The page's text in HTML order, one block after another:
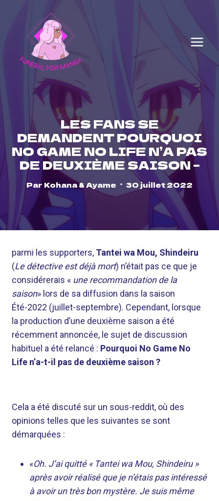
content
LES FANS SE
DEMANDENT POURQUOI
NO GAME NO LIFE N’A PAS
DE DEUXIÈME SAISON –
Par Kohana & Ayame 30 juillet 2022
parmi les supporters, Tantei wa Mou, Shindeiru
(Le détective est déjà mort) n’était pas ce que je
considérerais « une recommandation de la
saison» lors de sa diffusion dans la saison
Été-2022 (juillet-septembre). Cependant, lorsque
la production d’une deuxième saison a été
récemment annoncée, le sujet de discussion
habituel a été relancé : Pourquoi No Game No
Life n’a-t-il pas de deuxième saison ?
Cela a été discuté sur un sous-reddit, où des
opinions telles que les suivantes se sont
démarquées :
«Oh. J’ai quitté « Tantei wa Mou, Shindeiru »
après avoir réalisé que je n’étais pas intéressé
à avoir un très bon mystère. Je suis même